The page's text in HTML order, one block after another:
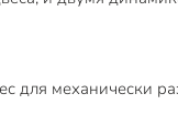
механически